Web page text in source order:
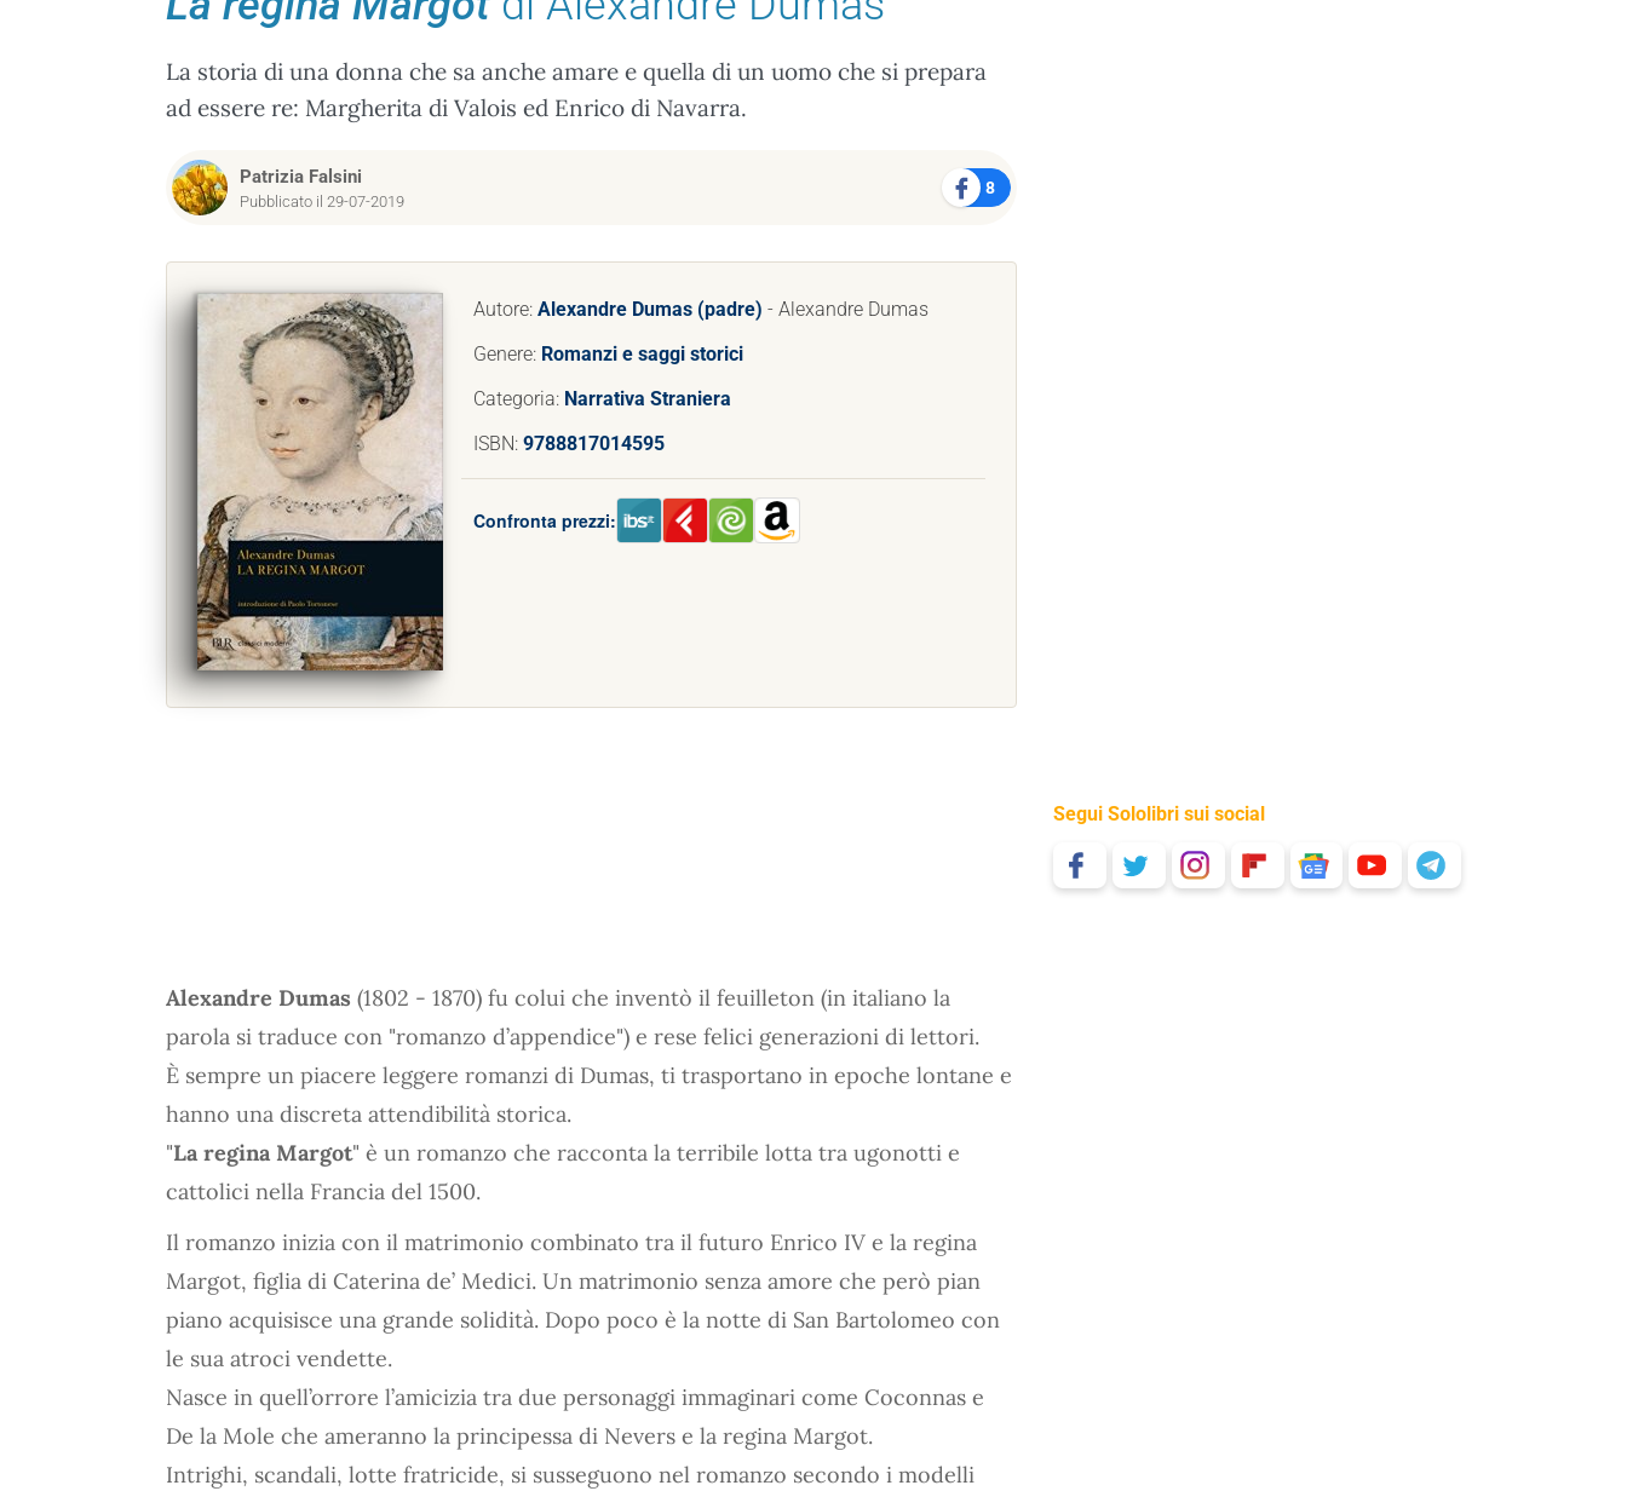
La storia di una donna che sa anche amare e quella di un uomo che si prepara
ad essere re: Margherita di Valois ed Enrico di Navarra.
Patrizia Falsini
Pubblicato il 29-07-2019
8
Autore: Alexandre Dumas (padre) - Alexandre Dumas
Genere: Romanzi e saggi storici
Categoria: Narrativa Straniera
ISBN: 9788817014595
Confronta prezzi:
Alexandre Dumas (1802 - 1870) fu colui che inventò il feuilleton (in italiano la
parola si traduce con "romanzo d’appendice") e rese felici generazioni di lettori.
È sempre un piacere leggere romanzi di Dumas, ti trasportano in epoche lontane e
hanno una discreta attendibilità storica.
"La regina Margot" è un romanzo che racconta la terribile lotta tra ugonotti e
cattolici nella Francia del 1500.
Il romanzo inizia con il matrimonio combinato tra il futuro Enrico IV e la regina
Margot, figlia di Caterina de’ Medici. Un matrimonio senza amore che però pian
piano acquisisce una grande solidità. Dopo poco è la notte di San Bartolomeo con
le sua atroci vendette.
Nasce in quell’orrore l’amicizia tra due personaggi immaginari come Coconnas e
De la Mole che ameranno la principessa di Nevers e la regina Margot.
Intrighi, scandali, lotte fratricide, si susseguono nel romanzo secondo i modelli
Segui Sololibri sui social